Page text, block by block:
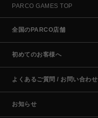
PARCO GAMES TOP
全国のPARCO店舗
初めてのお客様へ
よくあるご質問 / お問い合わせ
お知らせ